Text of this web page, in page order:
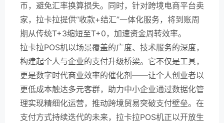
币，避免汇率换算损失。同时，针对跨境电商平台卖
家，拉卡拉提供“收款+结汇”一体化服务，将到账周
期从传统T+3缩短至T+0，加速资金周转效率。
拉卡拉POS机以场景覆盖的广度、技术服务的深度，
构建起个人与企业的支付升级桥梁。它不仅是工具，
更是数字时代商业效率的催化剂——让个人创业者以
更低成本触达多元客群，助力中小企业通过数据化管
理实现精细化运营，推动跨境贸易突破支付壁垒。在
支付方式持续迭代的未来，拉卡拉POS机正以开放生